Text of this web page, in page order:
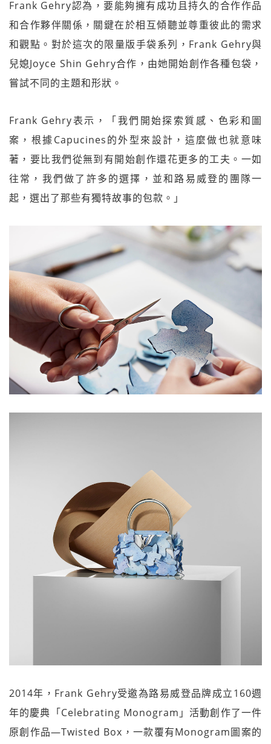
Frank Gehry認為，要能夠擁有成功且持久的合作作品
和合作夥伴關係，關鍵在於相互傾聽並尊重彼此的需求
和觀點。對於這次的限量版手袋系列，Frank Gehry與
兒媳Joyce Shin Gehry合作，由她開始創作各種包袋，
嘗試不同的主題和形狀。
Frank Gehry表示，「我們開始探索質感、色彩和圖
案，根據Capucines的外型來設計，這麼做也就意味
著，要比我們從無到有開始創作還花更多的工夫。一如
往常，我們做了許多的選擇，並和路易威登的團隊一
起，選出了那些有獨特故事的包款。」
2014年，Frank Gehry受邀為路易威登品牌成立160週
年的慶典「Celebrating Monogram」活動創作了一件
原創作品—Twisted Box，一款覆有Monogram圖案的